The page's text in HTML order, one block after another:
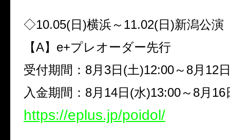
◇10.05(日 )横浜～ 11.02(日 )新潟公演
【A】 e+プレオーダー先行
受付期間： 8月 3日 (土)12:00～ 8月 12
入金期間： 8月 14日 (水)13:00～ 8月 16
https://eplus.jp/poidol/